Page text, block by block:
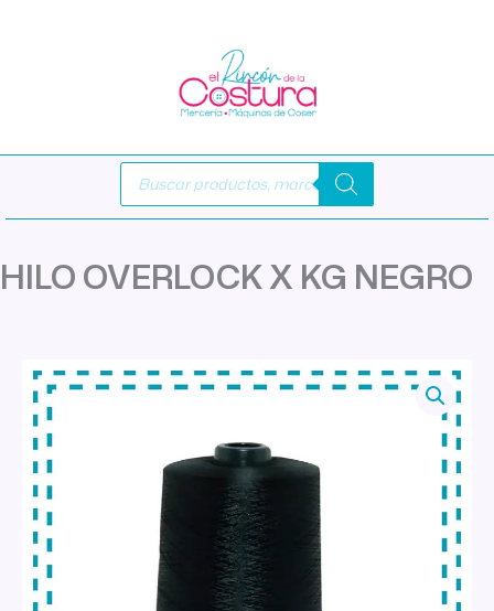
Búsqueda
productos
HILO OVERLOCK X KG NEGRO